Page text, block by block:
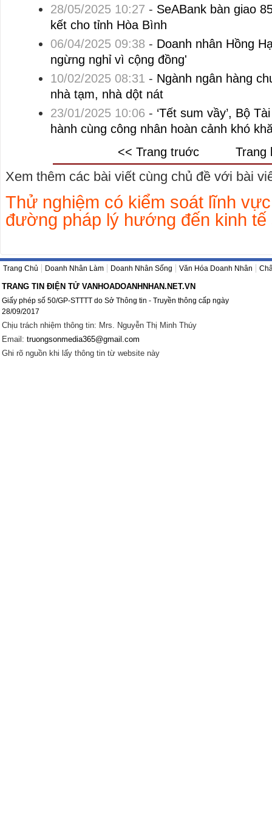
28/05/2025 10:27 - SeABank bàn giao
kết cho tỉnh Hòa Bình
06/04/2025 09:38 - Doanh nhân Hồng
ngừng nghỉ vì cộng đồng'
10/02/2025 08:31 - Ngành ngân hàng
nhà tạm, nhà dột nát
23/01/2025 10:06 - ‘Tết sum vầy’, Bộ
hành cùng công nhân hoàn cảnh khó
<< Trang truớc
Trang
Xem thêm các bài viết cùng chủ đề với bài
Thử nghiệm có kiểm soát lĩnh
đường pháp lý hướng đến kinh tế
Trang Chủ Doanh Nhân Làm Doanh Nhân Sống Văn Hóa Doanh Nhân
TRANG TIN ĐIỆN TỬ VANHOADOANHNHAN.NET.VN
Giấy phép số 50/GP-STTTT do Sở Thông tin - Truyền thông cấp ngày
28/09/2017
Chịu trách nhiệm thông tin: Mrs. Nguyễn Thị Minh Thúy
Email: truongsonmedia365@gmail.com
Ghi rõ nguồn khi lấy thông tin từ website này